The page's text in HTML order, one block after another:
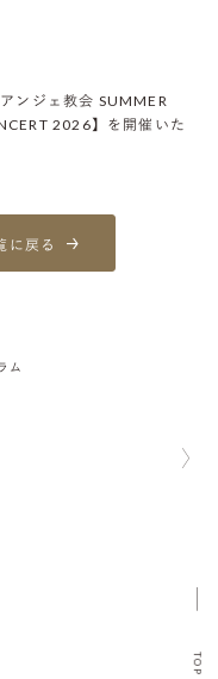
アンジェ教会 SUMMER
2026】を開催いた
に戻る
ム
TOP